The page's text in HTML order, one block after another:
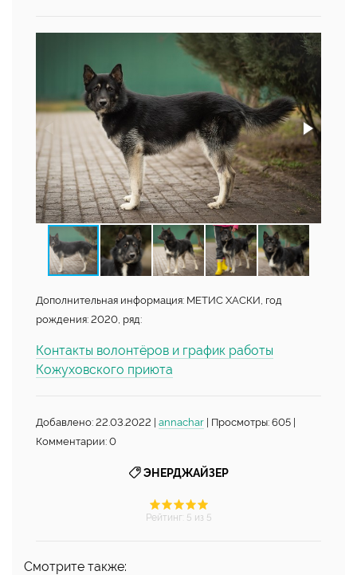
Дополнительная информация: МЕТИС ХАСКИ, год
рождения: 2020, ряд:
Контакты волонтёров и график работы
Кожуховского приюта
Добавлено: 22.03.2022 | annachar | Просмотры: 605 |
Комментарии: 0
ЭНЕРДЖАЙЗЕР
Рейтинг: 5 из 5
Смотрите также: